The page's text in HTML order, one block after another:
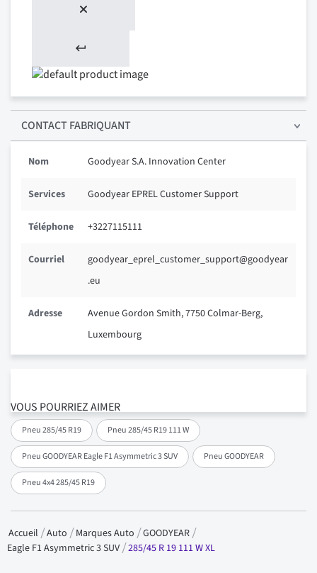
VOUS POURRIEZ AIMER
Pneu 285/45 R19 Pneu 285/45 R19 111 W
Pneu GOODYEAR Eagle F1 Asymmetric 3 SUV Pneu GOODYEAR
Pneu 4x4 285/45 R19
CONTACT FABRIQUANT
Nom Goodyear S.A. Innovation Center
Services Goodyear EPREL Customer Support
Téléphone +3227115111
Courriel
goodyear_eprel_customer_support@goodyear
.eu
Adresse
Avenue Gordon Smith, 7750 Colmar-Berg,
Luxembourg
Accueil Auto Marques Auto
GOODYEAR
Eagle F1 Asymmetric 3 SUV 285/45 R 19 111 W XL